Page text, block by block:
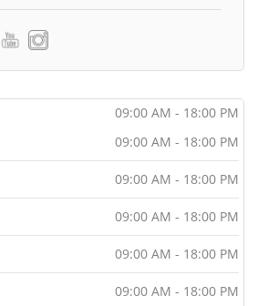
09:00 AM - 18:00 PM
09:00 AM - 18:00 PM
09:00 AM - 18:00 PM
09:00 AM - 18:00 PM
09:00 AM - 18:00 PM
09:00 AM - 18:00 PM